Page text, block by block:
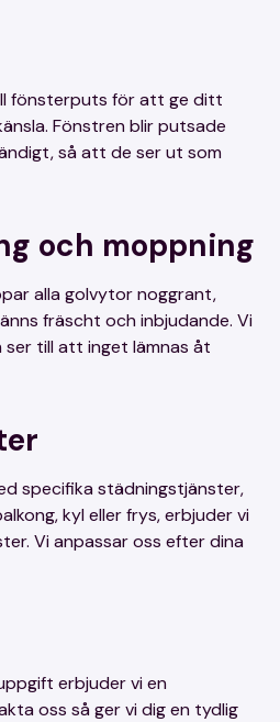
fönsterputs för att ge ditt
Fönstren blir putsade
så att de ser ut som
och moppning
alla golvytor noggrant,
fräscht och inbjudande. Vi
ser till att inget lämnas åt
specifika städningstjänster,
kyl eller frys, erbjuder vi
Vi anpassar oss efter dina
erbjuder vi en
oss så ger vi dig en tydlig